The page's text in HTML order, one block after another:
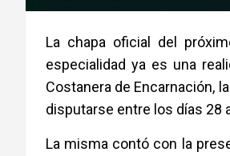
La chapa oficial del
especialidad ya es una
Costanera de Encarnación,
disputarse entre los días 28
La misma contó con la